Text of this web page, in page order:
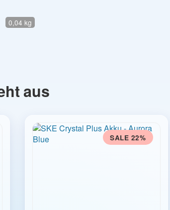
0,04 kg
aus
SALE 22%